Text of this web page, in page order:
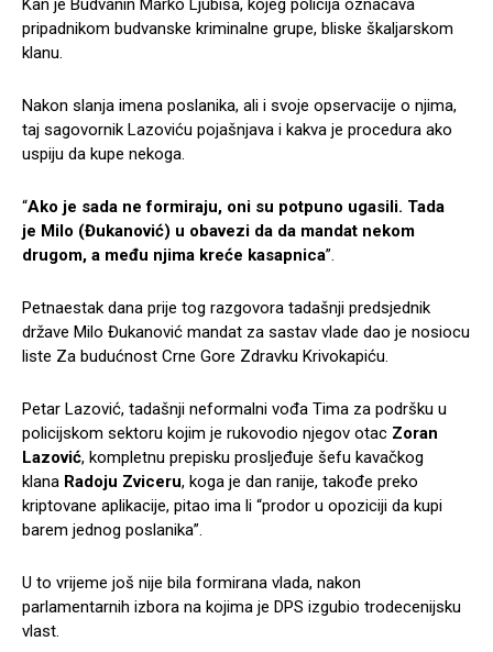
Kan je Budvanin Marko Ljubiša, kojeg policija označava
pripadnikom budvanske kriminalne grupe, bliske škaljarskom
klanu.
Nakon slanja imena poslanika, ali i svoje opservacije o njima,
taj sagovornik Lazoviću pojašnjava i kakva je procedura ako
uspiju da kupe nekoga.
“Ako je sada ne formiraju, oni su potpuno ugasili. Tada
je Milo (Đukanović) u obavezi da da mandat nekom
drugom, a među njima kreće kasapnica”.
Petnaestak dana prije tog razgovora tadašnji predsjednik
države Milo Đukanović mandat za sastav vlade dao je nosiocu
liste Za budućnost Crne Gore Zdravku Krivokapiću.
Petar Lazović, tadašnji neformalni vođa Tima za podršku u
policijskom sektoru kojim je rukovodio njegov otac Zoran
Lazović, kompletnu prepisku prosljeđuje šefu kavačkog
klana Radoju Zviceru, koga je dan ranije, takođe preko
kriptovane aplikacije, pitao ima li “prodor u opoziciji da kupi
barem jednog poslanika”.
U to vrijeme još nije bila formirana vlada, nakon
parlamentarnih izbora na kojima je DPS izgubio trodecenijsku
vlast.